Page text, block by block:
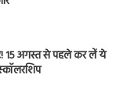
15 अगस्त से पहले कर लें ये